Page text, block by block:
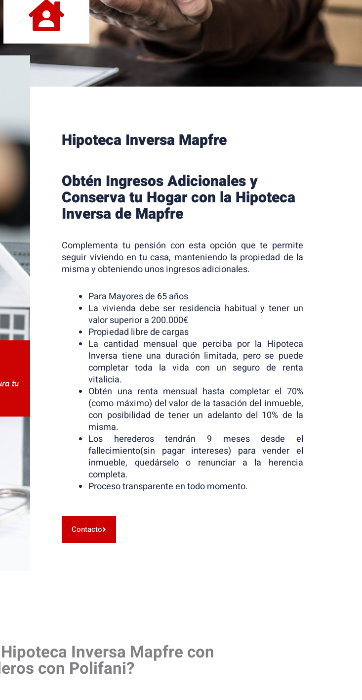
tu
Hipoteca Inversa Mapfre
Obtén Ingresos Adicionales y
Conserva tu Hogar con la Hipoteca
Inversa de Mapfre
Complementa tu pensión con esta opción que te permite
seguir viviendo en tu casa, manteniendo la propiedad de la
misma y obteniendo unos ingresos adicionales.
Para Mayores de 65 años
La vivienda debe ser residencia habitual y tener un
valor superior a 200.000€
Propiedad libre de cargas
La cantidad mensual que perciba por la Hipoteca
Inversa tiene una duración limitada, pero se puede
completar toda la vida con un seguro de renta
vitalicia.
Obtén una renta mensual hasta completar el 70%
(como máximo) del valor de la tasación del inmueble,
con posibilidad de tener un adelanto del 10% de la
misma.
Los herederos tendrán 9 meses desde el
fallecimiento(sin pagar intereses) para vender el
inmueble, quedárselo o renunciar a la herencia
completa.
Proceso transparente en todo momento.
Contacto
Inversa Mapfre con
con Polifani?